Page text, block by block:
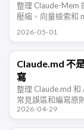
整理 Claude-Mem
壓縮、向量檢索和
2026-05-01
Claude.md 不
寫
整理 Claude.md 和
常見誤區和編寫原
到技能或命令裡。
2026-04-29